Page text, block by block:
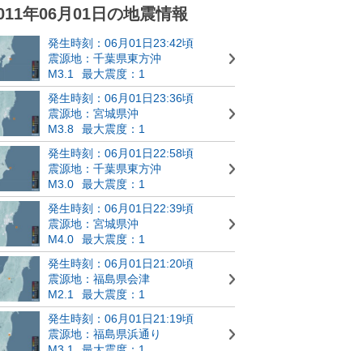
年06月01日の地震情報
発生時刻：06月01日23:42頃
震源地：千葉県東方沖
M3.1
最大震度：1
発生時刻：06月01日23:36頃
震源地：宮城県沖
M3.8
最大震度：1
発生時刻：06月01日22:58頃
震源地：千葉県東方沖
M3.0
最大震度：1
発生時刻：06月01日22:39頃
震源地：宮城県沖
M4.0
最大震度：1
発生時刻：06月01日21:20頃
震源地：福島県会津
M2.1
最大震度：1
発生時刻：06月01日21:19頃
震源地：福島県浜通り